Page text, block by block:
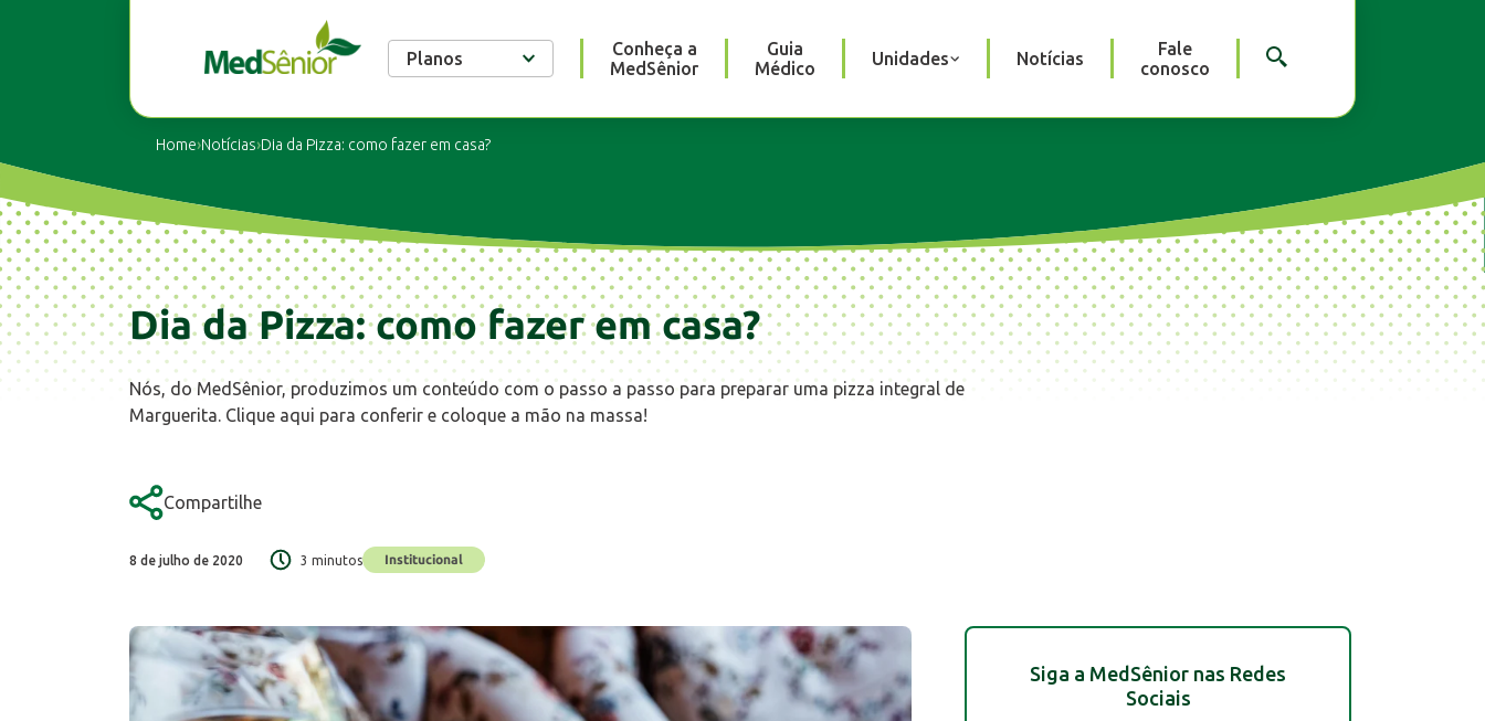
Planos
Conheça a
MedSênior
Guia
Médico
Unidades Notícias
Fale
conosco
Home›Notícias›Dia da Pizza: como fazer em casa?
Dia da Pizza: como fazer em casa?
Nós, do MedSênior, produzimos um conteúdo com o passo a passo para preparar uma pizza integral de
Marguerita. Clique aqui para conferir e coloque a mão na massa!
Compartilhe
8 de julho de 2020 3 minutos Institucional
Siga a MedSênior nas Redes
Sociais